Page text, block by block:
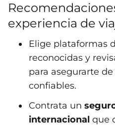
experiencia de
Elige plataformas
reconocidas y
para asegurarte
confiables.
Contrata un
internacional que